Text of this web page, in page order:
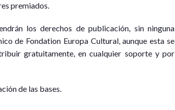
premiados.
los derechos de publicación, sin ninguna
de Fondation Europa Cultural, aunque esta se
gratuitamente, en cualquier soporte y por
de las bases.